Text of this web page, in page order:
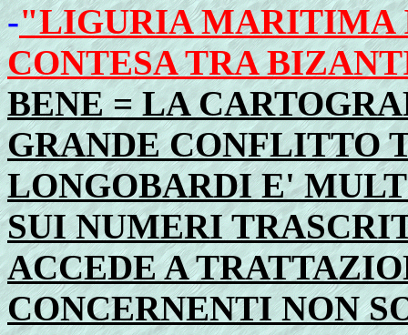
-"LIGURIA
CONTESA TRA
BENE = LA
GRANDE CONFLITTO
LONGOBARDI E'
SUI NUMERI
ACCEDE A
CONCERNENTI NON